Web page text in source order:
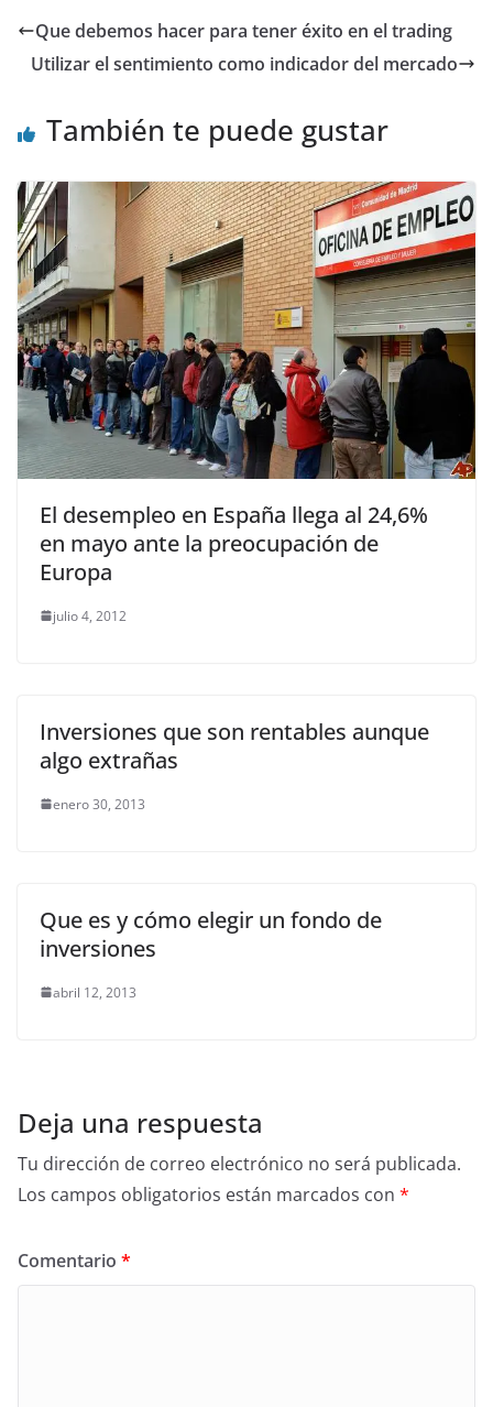
Que debemos hacer para tener éxito en el trading
Utilizar el sentimiento como indicador del mercado
También te puede gustar
El desempleo en España llega al 24,6%
en mayo ante la preocupación de
Europa
julio 4, 2012
Inversiones que son rentables aunque
algo extrañas
enero 30, 2013
Que es y cómo elegir un fondo de
inversiones
abril 12, 2013
Deja una respuesta
Tu dirección de correo electrónico no será publicada.
Los campos obligatorios están marcados con *
Comentario *